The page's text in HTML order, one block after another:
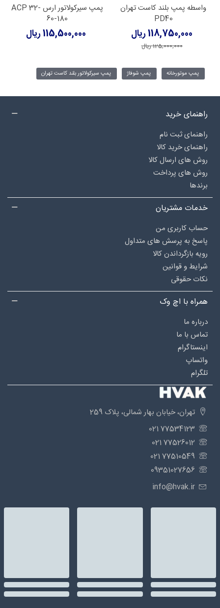
واسطه پمپ بلند کاست تهران
PD40
118,750,000 ریال
125,000,000 ریال
پمپ سیرکولاتور ارس ACP 32-
60-180
115,500,000 ریال
پمپ موتورخانه پمپ شوفاژ پمپ سیرکولاتور بلند کاست تهران
راهنمای خرید
راهنمای ثبت نام
راهنمای خرید کالا
روش های ارسال کالا
روش های پرداخت
برندها
خدمات مشتریان
حساب کاربری من
پاسخ به پرسش های متداول
رویه بازگرداندن کالا
شرایط و قوانین
نکات حقوقی
همراه با اچ وک
درباره‌ ما
تماس با ما
اینستاگرام
واتساپ
تلگرام
تهران، خیابان بهار شمالی، پلاک 259
77534123 021
77526012 021
77510549 021
09351027656
info@hvak.ir